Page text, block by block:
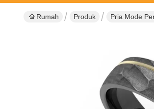
Rumah Produk Pria Mode